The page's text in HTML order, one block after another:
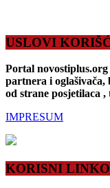
USLOVI
Portal
partnera i
od strane posjetilaca
IMPRESUM
KORISNI